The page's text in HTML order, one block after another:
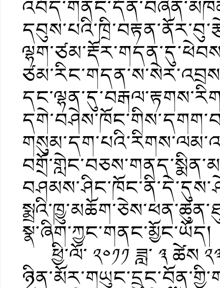
སྣ་ཞིག་ཀྱང་གནང་མྱོང་ཡོད།
ཕྱི་ལོ་ ༢༠༡༡ ཟླ་ ༣ ཚེས